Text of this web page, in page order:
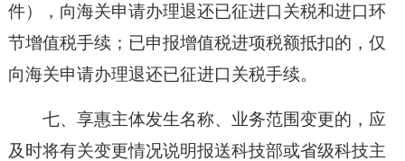
件），向海关申请办理退还已征进口关税和进口环
节增值税手续；已申报增值税进项税额抵扣的，仅
向海关申请办理退还已征进口关税手续。
七、享惠主体发生名称、业务范围变更的，应
及时将有关变更情况说明报送科技部或省级科技主